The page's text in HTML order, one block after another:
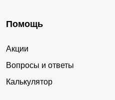
Помощь
Акции
Вопросы и ответы
Калькулятор